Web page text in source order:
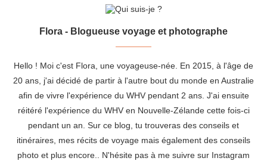
Flora - Blogueuse voyage et photographe
Hello ! Moi c'est Flora, une voyageuse-née. En 2015, à l'âge de
20 ans, j'ai décidé de partir à l'autre bout du monde en Australie
afin de vivre l'expérience du WHV pendant 2 ans. J'ai ensuite
réitéré l'expérience du WHV en Nouvelle-Zélande cette fois-ci
pendant un an. Sur ce blog, tu trouveras des conseils et
itinéraires, mes récits de voyage mais également des conseils
photo et plus encore.. N'hésite pas à me suivre sur Instagram